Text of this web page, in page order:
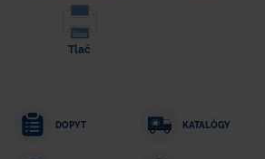
Tlač
DOPYT KATALÓGY